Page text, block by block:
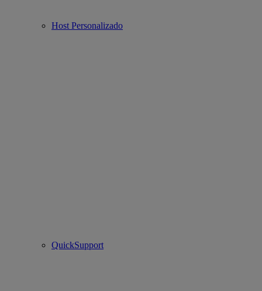
Host Personalizado
QuickSupport